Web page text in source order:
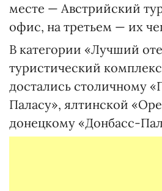
месте — Австрийский
офис, на третьем — их
В категории «Лучший
туристический
достались столичному
Паласу», ялтинской
донецкому «Донбасс-